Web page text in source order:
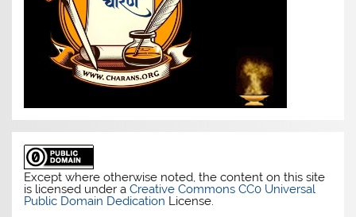
Except where otherwise noted, the content on this site
is licensed under aCreative Commons CC0 Universal
Public Domain Dedication License.